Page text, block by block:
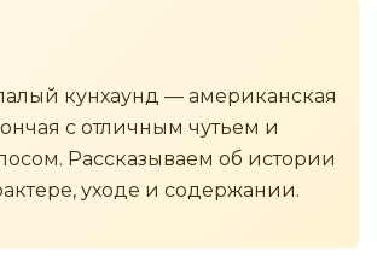
кунхаунд — американская
с отличным чутьем и
Рассказываем об истории
уходе и содержании.